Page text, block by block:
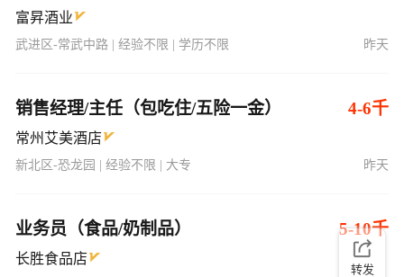
富昇酒业
武进区-常武中路 | 经验不限 | 学历不限 昨天
销售经理/主任（包吃住/五险一金） 4-6千
常州艾美酒店
新北区-恐龙园 | 经验不限 | 大专 昨天
业务员（食品/奶制品） 5-10千
长胜食品店
转发